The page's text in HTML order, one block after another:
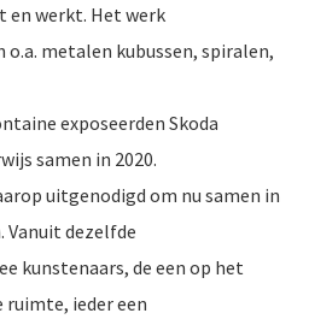
en werkt. Het werk
o.a. metalen kubussen, spiralen,
exposeerden Skoda
samen in 2020.
uitgenodigd om nu samen in
Vanuit dezelfde
kunstenaars, de een op het
ruimte, ieder een